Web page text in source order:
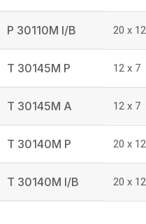
P 30110M I/B 20 x 12
T 30145M P 12 x 7
T 30145M A 12 x 7
T 30140M P 20 x 12
T 30140M I/B 20 x 12